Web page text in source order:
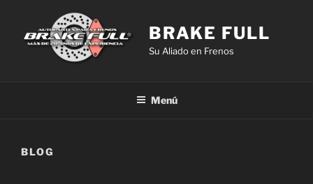
contenido
BRAKE FULL
Su Aliado en Frenos
Menú
BLOG